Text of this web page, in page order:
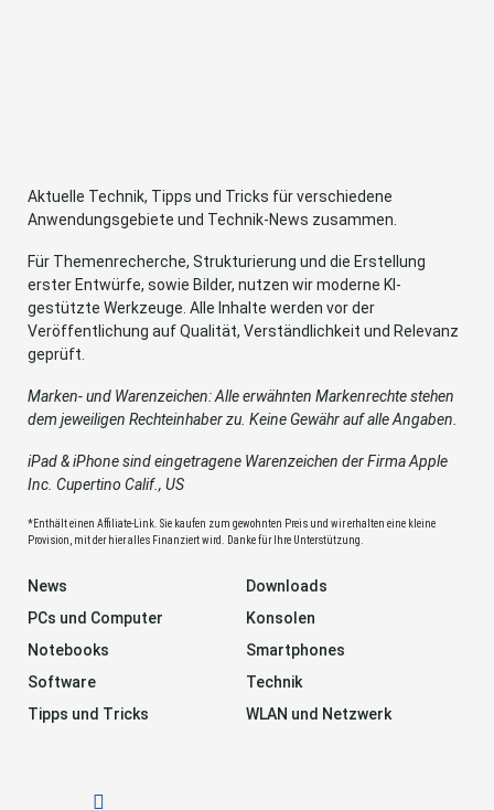
Aktuelle Technik, Tipps und Tricks für verschiedene
Anwendungsgebiete und Technik-News zusammen.
Für Themenrecherche, Strukturierung und die Erstellung
erster Entwürfe, sowie Bilder, nutzen wir moderne KI-
gestützte Werkzeuge. Alle Inhalte werden vor der
Veröffentlichung auf Qualität, Verständlichkeit und Relevanz
geprüft.
Marken- und Warenzeichen: Alle erwähnten Markenrechte stehen
dem jeweiligen Rechteinhaber zu. Keine Gewähr auf alle Angaben.
iPad & iPhone sind eingetragene Warenzeichen der Firma Apple
Inc. Cupertino Calif., US
*Enthält einen Affiliate-Link. Sie kaufen zum gewohnten Preis und wir erhalten eine kleine
Provision, mit der hier alles Finanziert wird. Danke für Ihre Unterstützung.
News
Downloads
PCs und Computer
Konsolen
Notebooks
Smartphones
Software
Technik
Tipps und Tricks
WLAN und Netzwerk